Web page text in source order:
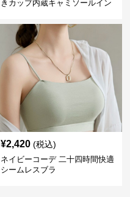
きカップ内蔵キャミソールイン
¥2,420 (税込)
ネイビーコーデ 二十四時間快適
シームレスブラ